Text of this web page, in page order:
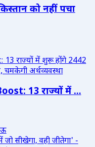
को नहीं पचा
13 राज्यों में ...